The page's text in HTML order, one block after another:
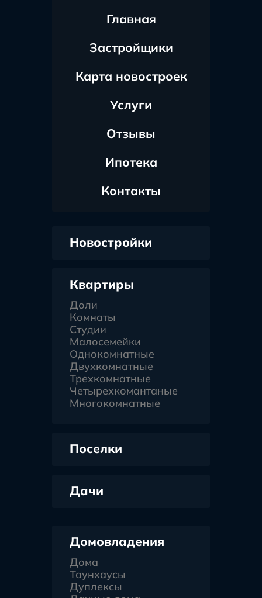
Главная
Застройщики
Карта новостроек
Услуги
Отзывы
Ипотека
Контакты
Новостройки
Квартиры
Доли
Комнаты
Студии
Малосемейки
Однокомнатные
Двухкомнатные
Трехкомнатные
Четырехкомантаные
Многокомнатные
Поселки
Дачи
Домовладения
Дома
Таунхаусы
Дуплексы